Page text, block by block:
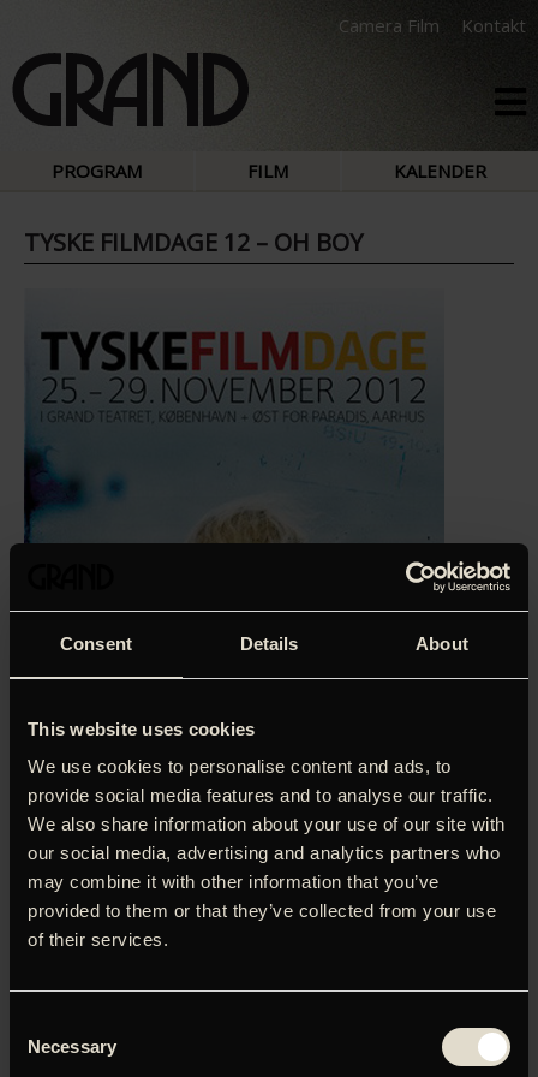
Consent Details About
This website uses cookies
We use cookies to personalise content and ads, to
provide social media features and to analyse our traffic.
We also share information about your use of our site with
our social media, advertising and analytics partners who
may combine it with other information that you’ve
provided to them or that they’ve collected from your use
of their services.
Selection
Necessary
Camera Film Kontakt
PROGRAM FILM KALENDER
TYSKE FILMDAGE 12 – OH BOY
Humor og melankoli flyder lydefrit sammen i den jazzede
fåmælte Niko driver omkring i byen i stedet for at passe
euro om måneden for at følge. Altså indtil faderen erfarer,
at Niko ligger på den helt lade side. Mens Niko funderer